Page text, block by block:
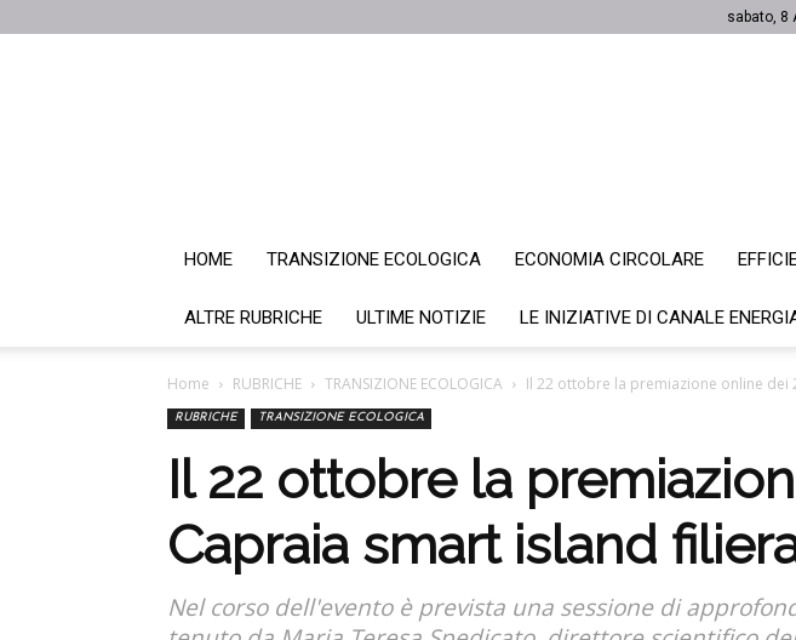
sabato, 8
HOME TRANSIZIONE ECOLOGICA ECONOMIA CIRCOLARE
ALTRE RUBRICHE ULTIME NOTIZIE LE INIZIATIVE DI CANALE
Home RUBRICHE TRANSIZIONE ECOLOGICA Il 22 ottobre la premiazione online dei
RUBRICHE TRANSIZIONE ECOLOGICA
Il 22 ottobre la
Capraia smart island
Nel corso dell'evento è prevista una sessione di